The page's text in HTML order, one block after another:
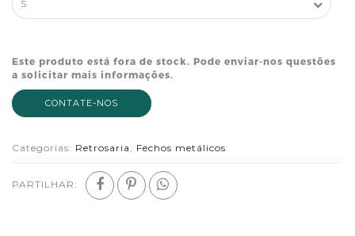
Este produto está fora de stock. Pode enviar-nos questões
a solicitar mais informações.
CONTATE-NOS
Categorias: Retrosaria , Fechos metálicos
PARTILHAR: